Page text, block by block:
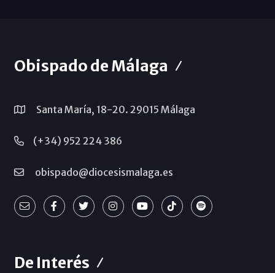
Obispado de Málaga
Santa María, 18-20. 29015 Málaga
(+34) 952 224 386
obispado@diocesismalaga.es
De Interés